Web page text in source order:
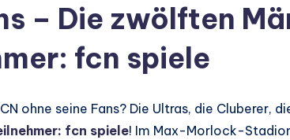
– Die zwölften
fcn spiele
ohne seine Fans? Die Ultras, die Cluberer,
fcn spiele! Im Max-Morlock-